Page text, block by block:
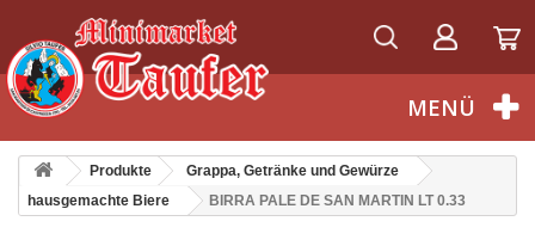
Deutsch
MENÜ
Produkte
Grappa, Getränke und Gewürze
hausgemachte Biere
BIRRA PALE DE SAN MARTIN LT 0.33